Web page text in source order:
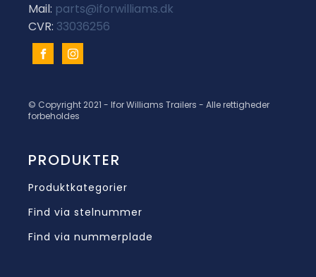
Mail: parts@iforwilliams.dk
CVR: 33036256
© Copyright 2021 - Ifor Williams Trailers - Alle rettigheder
forbeholdes
PRODUKTER
Produktkategorier
Find via stelnummer
Find via nummerplade